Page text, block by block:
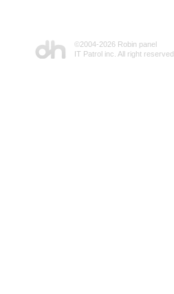
©2004-2026 Robin panel
IT Patrol inc. All right reserved.